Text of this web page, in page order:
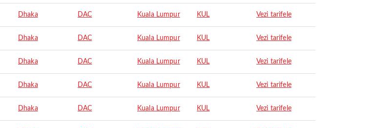
Dhaka DAC Kuala Lumpur KUL Vezi tarifele
Dhaka DAC Kuala Lumpur KUL Vezi tarifele
Dhaka DAC Kuala Lumpur KUL Vezi tarifele
Dhaka DAC Kuala Lumpur KUL Vezi tarifele
Dhaka DAC Kuala Lumpur KUL Vezi tarifele